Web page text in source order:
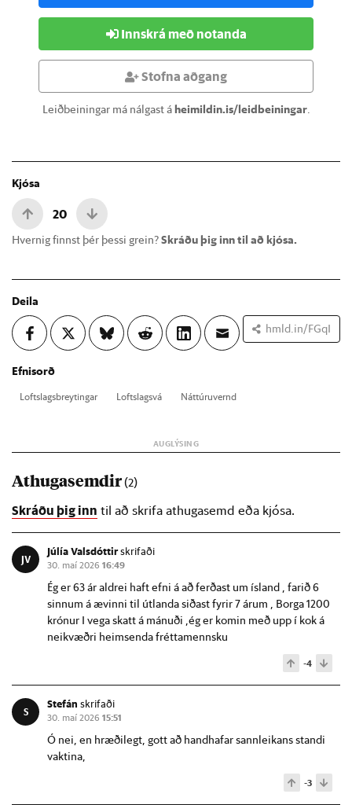
Innskrá með notanda
Stofna aðgang
Leiðbeiningar má nálgast áheimildin.is/leidbeiningar.
Kjósa
20
Hvernig finnst þér þessi grein?Skráðu þig inn til að kjósa.
Deila
hmld.in/FGqI
Efnisorð
Lofts­lags­breyt­ing­ar Lofts­lags­vá Nátt­úru­vernd
Athugasemdir(2)
Skráðu þig inn til að skrifa athugasemd eða kjósa.
JV
Júlía Valsdóttirskrifaði
30. maí 2026 16:49
Ég er 63 ár aldrei haft efni á að ferðast um ísland , farið 6
sinnum á ævinni til útlanda siðast fyrir 7 árum , Borga 1200
krónur I vega skatt á mánuði ,ég er komin með upp í kok á
neikvæðri heimsenda fréttamennsku
-4
S
Stefán skrifaði
30. maí 2026 15:51
Ó nei, en hræðilegt, gott að handhafar sannleikans standi
vaktina,
-3